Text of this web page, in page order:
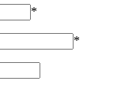
*
*